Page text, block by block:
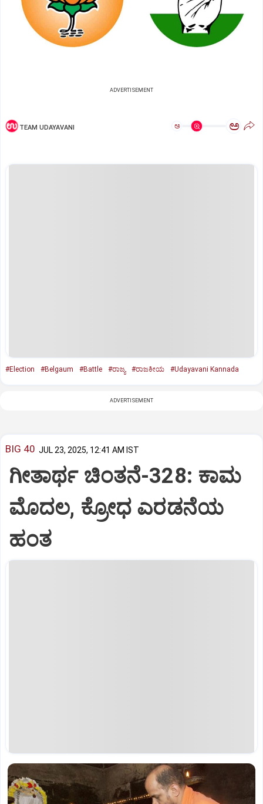
ADVERTISEMENT
TEAM UDAYAVANI ಅ ಅ
#Election #Belgaum #Battle #ರಾಜ್ಯ #ರಾಜಕೀಯ #Udayavani Kannada
ADVERTISEMENT
BIG 40 JUL 23, 2025, 12:41 AM IST
ಗೀತಾರ್ಥ ಚಿಂತನೆ-328: ಕಾಮ
ಮೊದಲ, ಕ್ರೋಧ ಎರಡನೆಯ
ಹಂತ